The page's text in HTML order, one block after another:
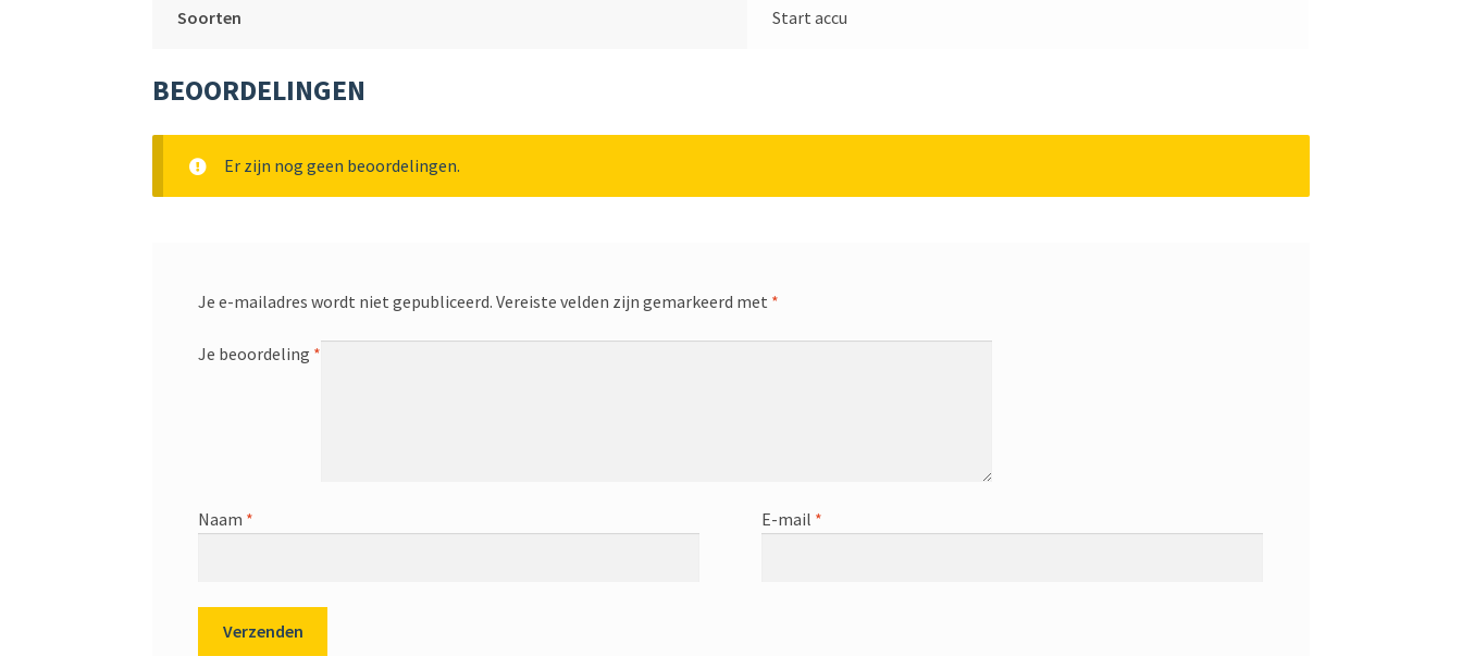
Soorten Start accu
BEOORDELINGEN
Er zijn nog geen beoordelingen.
Je e-mailadres wordt niet gepubliceerd. Vereiste velden zijn gemarkeerd met *
Je beoordeling *
Naam * E-mail *